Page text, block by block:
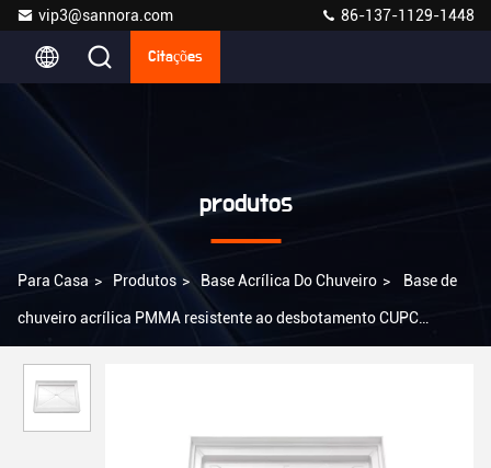
vip3@sannora.com 86-137-1129-1448
Citações
produtos
Para Casa > Produtos > Base Acrílica Do Chuveiro > Base de
chuveiro acrílica PMMA resistente ao desbotamento CUPC